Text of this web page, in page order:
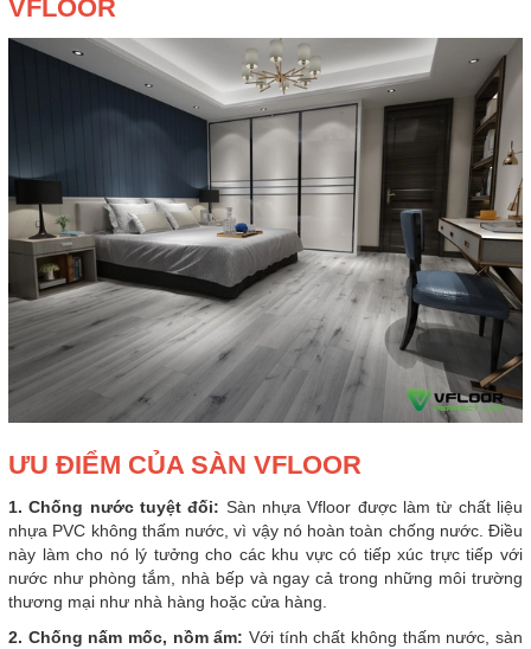
VFLOOR
ƯU ĐIỂM CỦA SÀN VFLOOR
1. Chống nước tuyệt đối: Sàn nhựa Vfloor được làm từ chất liệu
nhựa PVC không thấm nước, vì vậy nó hoàn toàn chống nước. Điều
này làm cho nó lý tưởng cho các khu vực có tiếp xúc trực tiếp với
nước như phòng tắm, nhà bếp và ngay cả trong những môi trường
thương mại như nhà hàng hoặc cửa hàng.
2. Chống nấm mốc, nồm ẩm: Với tính chất không thấm nước, sàn